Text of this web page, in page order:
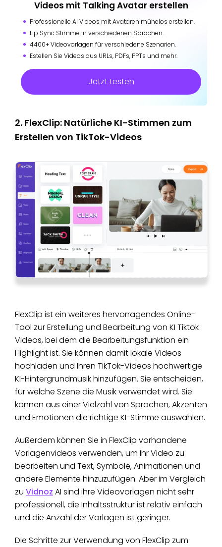
Videos mit Talking Avatar erstellen
Professionelle AI Videos mit Avataren mühelos erstellen.
Lip Sync Stimme in verschiedenen Sprachen.
4400+ Videovorlagen für verschiedene Szenarien.
Estellen Sie Videos aus URLs, PDFs, PPTs und mehr.
Jetzt testen
2. FlexClip: Natürliche KI-Stimmen zum
Erstellen von TikTok-Videos
FlexClip ist ein weiteres hervorragendes Online-
Tool zur Erstellung und Bearbeitung von KI Tiktok
Videos, bei dem die Bearbeitungsfunktion ein
Highlight ist. Sie können damit lokale Videos
hochladen und Ihren TikTok-Videos hochwertige
KI-Hintergrundmusik hinzufügen. Sie entscheiden,
für welche Szene die Musik verwendet wird. Sie
können aus einer Vielzahl von Sprachen, Akzenten
und Emotionen die richtige KI-Stimme auswählen.
Außerdem können Sie in FlexClip vorhandene
Vorlagenvideos verwenden, um Ihr Video zu
bearbeiten und Text, Symbole, Animationen und
andere Elemente hinzuzufügen. Aber im Vergleich
zu Vidnoz AI sind ihre Videovorlagen nicht sehr
professionell, die Inhaltsstruktur ist relativ einfach
und die Anzahl der Vorlagen ist geringer.
Die Schritte zur Verwendung von FlexClip zum